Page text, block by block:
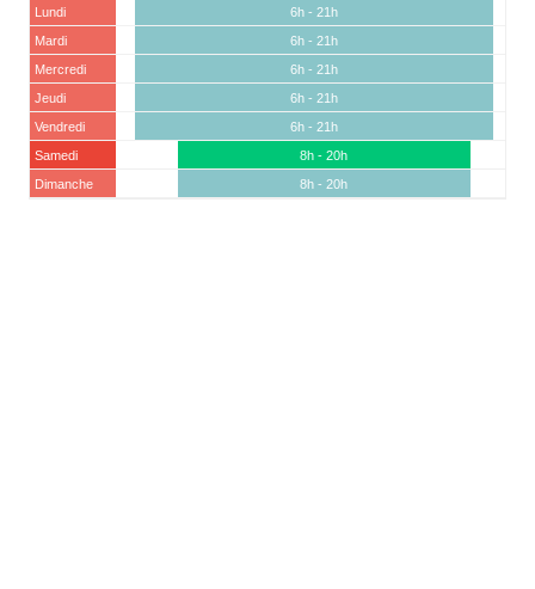
Lundi
6h - 21h
Mardi
6h - 21h
Mercredi
6h - 21h
Jeudi
6h - 21h
Vendredi
6h - 21h
Samedi
8h - 20h
Dimanche
8h - 20h